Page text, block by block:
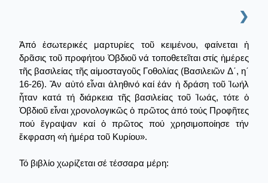
❯
Ἀπό ἐσωτερικές μαρτυρίες τοῦ κειμένου, φαίνεται ἡ
δρᾶσις τοῦ προφήτου Ὀβδιοῦ νά τοποθετεῖται στίς ἡμέρες
τῆς βασιλείας τῆς αἱμοσταγοῦς Γοθολίας (Βασιλειῶν Δ΄, η΄
16-26). Ἄν αὐτό εἶναι ἀληθινό καί ἐάν ἡ δράση τοῦ Ἰωήλ
ἦταν κατά τή διάρκεια τῆς βασιλείας τοῦ Ἰωάς, τότε ὁ
Ὀβδιοῦ εἶναι χρονολογικῶς ὁ πρῶτος ἀπό τούς Προφῆτες
πού ἔγραψαν καί ὁ πρῶτος πού χρησιμοποίησε τήν
ἔκφραση «ἡ ἡμέρα τοῦ Κυρίου».
Τό βιβλίο χωρίζεται σέ τέσσαρα μέρη: